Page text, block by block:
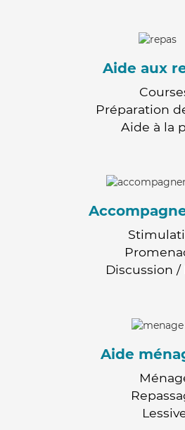
Aide aux
Préparation
Aide à la
Discussion /
Aide